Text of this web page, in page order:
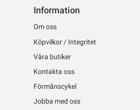
Information
Om oss
Köpvilkor / Integritet
Våra butiker
Kontakta oss
Förmånscykel
Jobba med oss